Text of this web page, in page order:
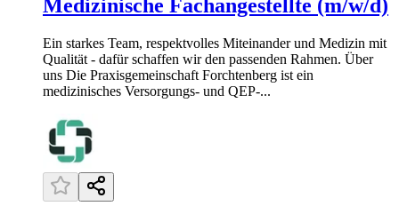
Medizinische Fachangestellte (m/w/d)
Ein starkes Team, respektvolles Miteinander und Medizin mit
Qualität - dafür schaffen wir den passenden Rahmen. Über
uns Die Praxisgemeinschaft Forchtenberg ist ein
medizinisches Versorgungs- und QEP-...